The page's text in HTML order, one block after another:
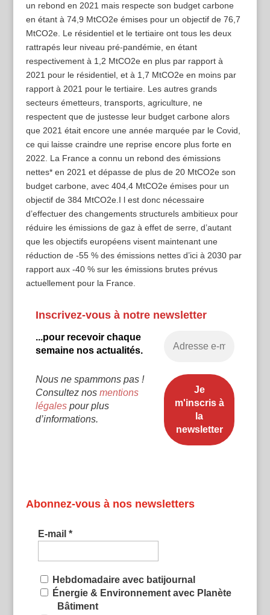
un rebond en 2021 mais respecte son budget carbone
en étant à 74,9 MtCO2e émises pour un objectif de 76,7
MtCO2e. Le résidentiel et le tertiaire ont tous les deux
rattrapés leur niveau pré-pandémie, en étant
respectivement à 1,2 MtCO2e en plus par rapport à
2021 pour le résidentiel, et à 1,7 MtCO2e en moins par
rapport à 2021 pour le tertiaire. Les autres grands
secteurs émetteurs, transports, agriculture, ne
respectent que de justesse leur budget carbone alors
que 2021 était encore une année marquée par le Covid,
ce qui laisse craindre une reprise encore plus forte en
2022. La France a connu un rebond des émissions
nettes* en 2021 et dépasse de plus de 20 MtCO2e son
budget carbone, avec 404,4 MtCO2e émises pour un
objectif de 384 MtCO2e.I l est donc nécessaire
d’effectuer des changements structurels ambitieux pour
réduire les émissions de gaz à effet de serre, d’autant
que les objectifs européens visent maintenant une
réduction de -55 % des émissions nettes d’ici à 2030 par
rapport aux -40 % sur les émissions brutes prévus
actuellement pour la France.
Inscrivez-vous à notre newsletter
...pour recevoir chaque
semaine nos actualités.
Nous ne spammons pas !
Consultez nos mentions
légalespour plus
d’informations.
Abonnez-vous à nos newsletters
E-mail *
Hebdomadaire avec batijournal
Énergie & Environnement avec Planète
Bâtiment